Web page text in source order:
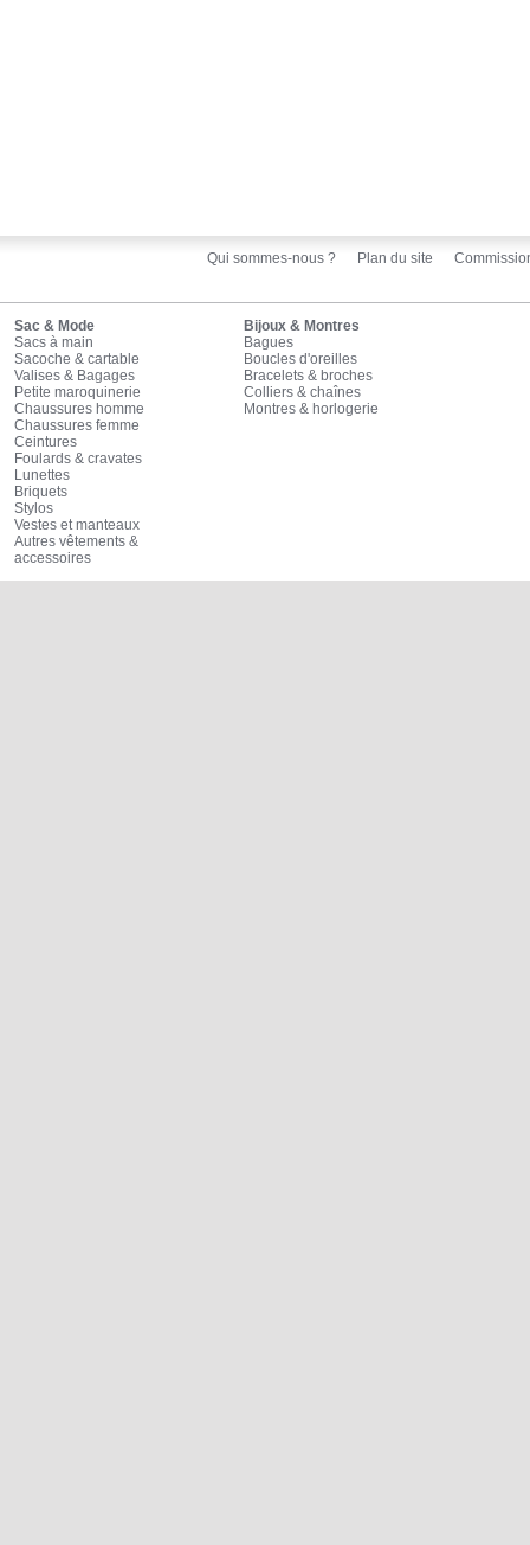
Qui sommes-nous ? Plan du site
Sac & Mode
Sacs à main
Sacoche & cartable
Valises & Bagages
Petite maroquinerie
Chaussures homme
Chaussures femme
Ceintures
Foulards & cravates
Lunettes
Briquets
Stylos
Vestes et manteaux
Autres vêtements &
accessoires
Bijoux & Montres
Bagues
Boucles d'oreilles
Bracelets & broches
Colliers & chaînes
Montres & horlogerie